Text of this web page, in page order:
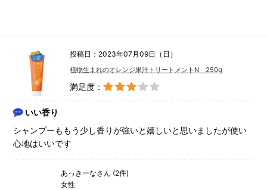
投稿日：2023年07月09日（日）
植物生まれのオレンジ果汁トリートメントN 250g
満足度：
いい香り
シャンプーももう少し香りが強いと嬉しいと思いましたが使い
心地はいいです
あっきーなさん (2件)
女性